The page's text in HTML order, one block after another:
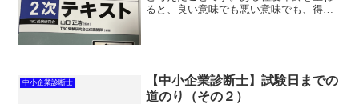
ると、良い意味でも悪い意味でも、得
中小企業診断士
【中小企業診断士】試験日までの
道のり（その２）